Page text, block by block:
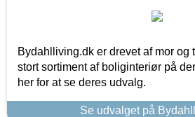
Bydahlliving.dk er drevet af mor og
stort sortiment af boliginteriør på
her for at se deres udvalg.
Se udvalget på